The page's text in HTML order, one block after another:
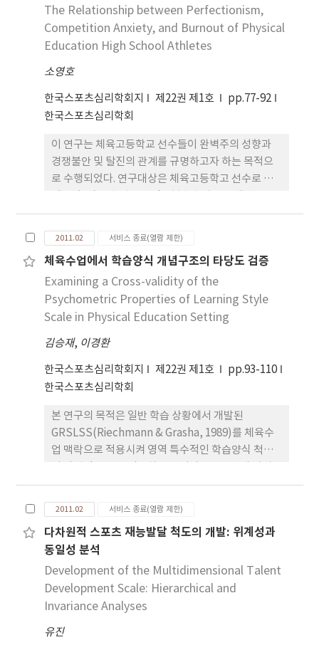
활동, 협력학습, 인식, 과제관련, 비과제관련, 동료학
습, 대기시간)은 컴퓨터 행동분석 프로그램(BEST)
을 사용하여 비교 분석되었다. 학생 수업행동 분석결
동, 과제관련 행동, 동료학습에서 EIC 집단 보다 높은
행동빈도와 지속시간을 나타내었다. 이에 반해, EIC
집단은 TIC 집단 보다 부적절한 운동행동, 과제비관
본 연구의 결과는 과제지향적 분위기가 자아지향적
분위기보다 더욱 적응적인 성취행동과 연관돼 있다는
성취목표 이론의 예상을 지지하고 있다.
The Relationship between Perfectionism,
Competition Anxiety, and Burnout of Physical
Education High School Athletes
소영호
한국스포츠심리학회지 제22권 제1호
pp.77-92
한국스포츠심리학회
이 연구는 체육고등학교 선수들이 완벽주의 성향과
경쟁불안 및 탈진의 관계를 규명하고자 하는 목적으
로 수행되었다. 연구대상은 체육고등학고 선수로 하
부의 표본을 수집하여 최종분석에는 271부의 자료가
사용되었다. 수집된 자료는 SPSSWIN Ver 14.0을
이용하여 단계입력 방법을 이용한 회귀분석을 실시하
여 다음과 같은 결론을 얻었다. 첫째, 체육고등학교 선
수들의 자기지향 완벽주의 성향은 인지적 상태불안과
신체적 상태불안에 정(+)의 영향을 미친다. 아울러 상
태 자신감에는 타인지향 완벽주의 성향은 부(-)의 영
향을 미친다. 둘째, 체육고등학교 선수들의 사회적으
로 부과된 완벽주의 성향은 정서적 고갈과 비인격화
에 정(+)의 영향을 미치고, 개인적 성취도 저하에는
의 성향이 정(+)의 영향을 미친다.
2011.02 서비스 종료(열람 제한)
체육수업에서 학습양식 개념구조의 타당도 검증
Examining a Cross-validity of the
Psychometric Properties of Learning Style
Scale in Physical Education Setting
김승재, 이경환
한국스포츠심리학회지 제22권 제1호
pp.93-110
한국스포츠심리학회
본 연구의 목적은 일반 학습 상황에서 개발된
GRSLSS(Riechmann & Grasha, 1989)를 체육수
업 맥락으로 적용시켜 영역 특수적인 학습양식 척도
중고등학생이 본 연구에 참여하였으며, 수집된 자료
에 대하여 기술통계, 탐색적 요인분석, 신뢰도 분석,
상관분석 및 다집단 분석이 실시되었다. 확인적 요인
분석의 결과 체육수업 맥락에서 6가지 학습양식(장독
립적/장의존적, 회피적/참여적, 협력적/경쟁적)의 개
념적 구조가 존재하고 있다는 사실이 확인되었다. 6요
인 39문항으로 구성된 체육 학습양식 척도의 시간적
안정성과 내적동기를 이용한 예측 타당도가 검증되었
이 검증되었으며, 성별간 잠재평균 차이가 장의존적
2011.02 서비스 종료(열람 제한)
다차원적 스포츠 재능발달 척도의 개발: 위계성과
동일성 분석
Development of the Multidimensional Talent
Development Scale: Hierarchical and
Invariance Analyses
유진